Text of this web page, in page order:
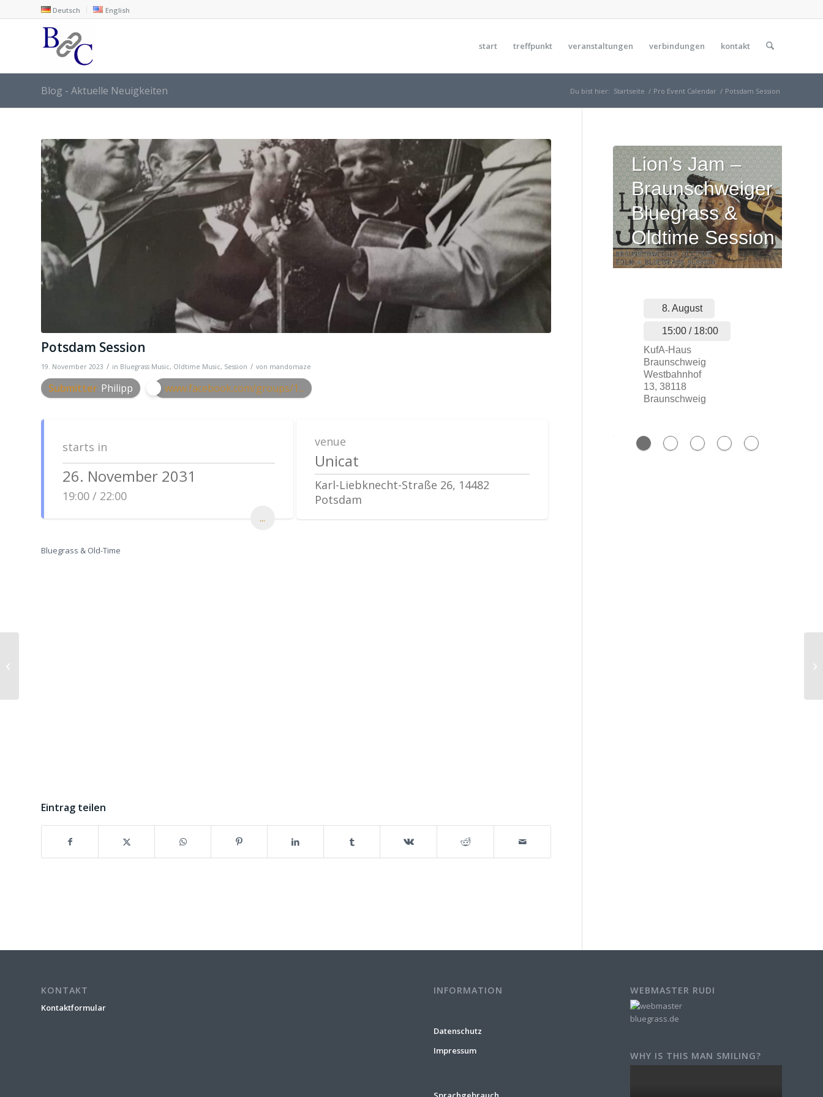
Deutsch English
start treffpunkt veranstaltungen verbindungen kontakt
Blog - Aktuelle Neuigkeiten Du bist hier: Startseite / Pro Event Calendar / Potsdam Session
Potsdam Session
19. November 2023 / in Bluegrass Music, Oldtime Music, Session / von mandomaze
www.facebook.com/groups/1...
Submitter Philipp
starts in
26. November 2031
19:00 / 22:00
...
venue
Unicat
Karl-Liebknecht-Straße 26, 14482
Potsdam
Bluegrass & Old-Time
Eintrag teilen
Lion’s Jam –
Braunschweiger
Bluegrass &
Oldtime Session
8. August
15:00 / 18:00
KufA-Haus
Braunschweig
Westbahnhof
13, 38118
Braunschweig
KONTAKT
Kontaktformular
INFORMATION
Datenschutz
Impressum
WEBMASTER RUDI
WHY IS THIS MAN SMILING?